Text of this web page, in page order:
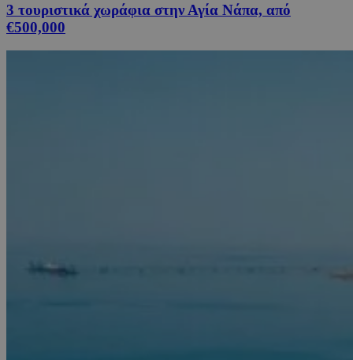
3 τουριστικά χωράφια στην Αγία Νάπα, από
€500,000